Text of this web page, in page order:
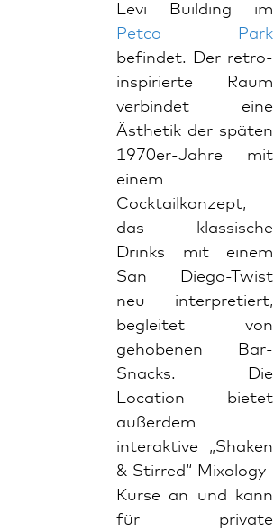
Levi Building im
Petco Park
befindet. Der retro-
inspirierte Raum
verbindet eine
Ästhetik der späten
1970er-Jahre mit
einem
Cocktailkonzept,
das klassische
Drinks mit einem
San Diego-Twist
neu interpretiert,
begleitet von
gehobenen Bar-
Snacks. Die
Location bietet
außerdem
interaktive „Shaken
& Stirred“ Mixology-
Kurse an und kann
für private